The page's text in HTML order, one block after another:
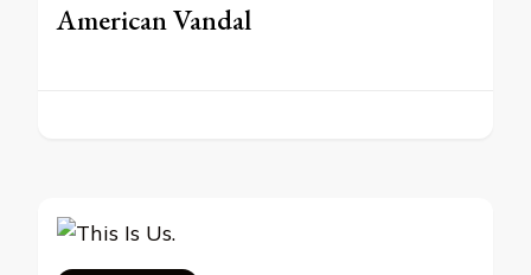
American Vandal